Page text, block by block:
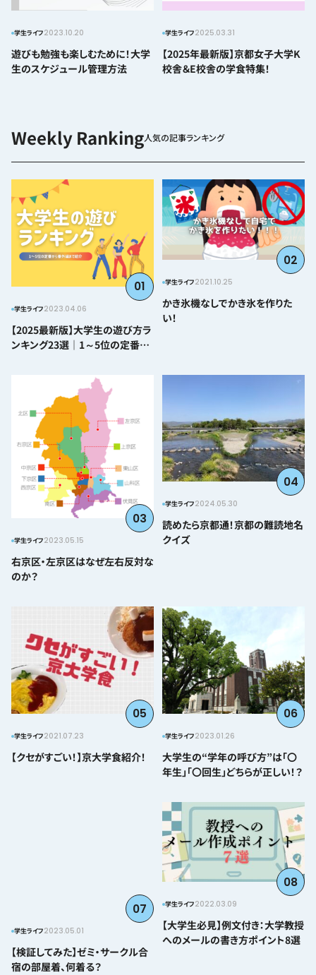
学生ライフ2023.10.20
遊びも勉強も楽しむために！大学
生のスケジュール管理方法
学生ライフ2025.03.31
【2025年最新版】京都女子大学K
校舎＆E校舎の学食特集！
人気の記事ランキング
01
学生ライフ2023.04.06
【2025最新版】大学生の遊び方ラ
ンキング23選｜1～5位の定番か
02
学生ライフ2021.10.25
かき氷機なしでかき氷を作りた
い！
03
学生ライフ2023.05.15
右京区・左京区はなぜ左右反対な
のか？
04
学生ライフ2024.05.30
読めたら京都通！京都の難読地名
クイズ
05
学生ライフ2021.07.23
【クセがすごい！】京大学食紹介！
06
学生ライフ2023.01.26
大学生の“学年の呼び方”は「〇
年生」「〇回生」どちらが正しい！？
07
学生ライフ2023.05.01
【検証してみた】ゼミ・サークル合
宿の部屋着、何着る？
08
学生ライフ2022.03.09
【大学生必見】例文付き：大学教授
へのメールの書き方ポイント8選